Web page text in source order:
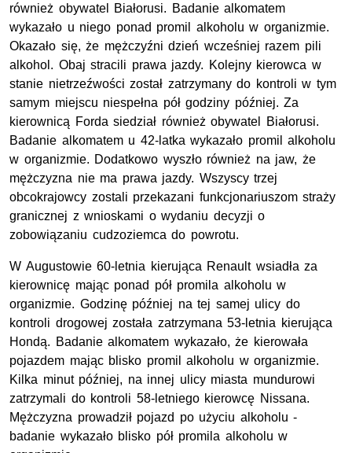
również obywatel Białorusi. Badanie alkomatem
wykazało u niego ponad promil alkoholu w organizmie.
Okazało się, że mężczyźni dzień wcześniej razem pili
alkohol. Obaj stracili prawa jazdy. Kolejny kierowca w
stanie nietrzeźwości został zatrzymany do kontroli w tym
samym miejscu niespełna pół godziny później. Za
kierownicą Forda siedział również obywatel Białorusi.
Badanie alkomatem u 42-latka wykazało promil alkoholu
w organizmie. Dodatkowo wyszło również na jaw, że
mężczyzna nie ma prawa jazdy. Wszyscy trzej
obcokrajowcy zostali przekazani funkcjonariuszom straży
granicznej z wnioskami o wydaniu decyzji o
zobowiązaniu cudzoziemca do powrotu.
W Augustowie 60-letnia kierująca Renault wsiadła za
kierownicę mając ponad pół promila alkoholu w
organizmie. Godzinę później na tej samej ulicy do
kontroli drogowej została zatrzymana 53-letnia kierująca
Hondą. Badanie alkomatem wykazało, że kierowała
pojazdem mając blisko promil alkoholu w organizmie.
Kilka minut później, na innej ulicy miasta mundurowi
zatrzymali do kontroli 58-letniego kierowcę Nissana.
Mężczyzna prowadził pojazd po użyciu alkoholu -
badanie wykazało blisko pół promila alkoholu w